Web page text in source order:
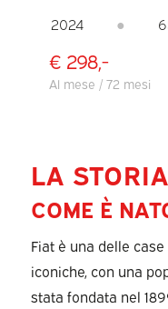
2024
●
€ 298,-
Al mese / 72 mesi
LA
COME È
Fiat è una delle
iconiche, con una
stata fondata nel